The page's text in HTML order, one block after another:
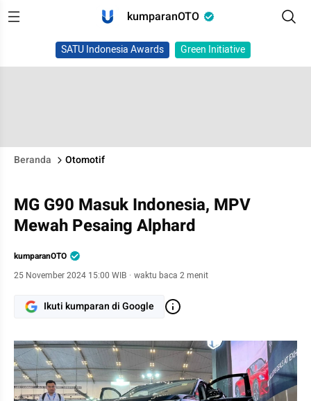
kumparanOTO
SATU Indonesia Awards Green Initiative
Beranda Otomotif
MG G90 Masuk Indonesia, MPV
Mewah Pesaing Alphard
kumparanOTO
25 November 2024 15:00 WIB · waktu baca 2 menit
Ikuti kumparan di Google